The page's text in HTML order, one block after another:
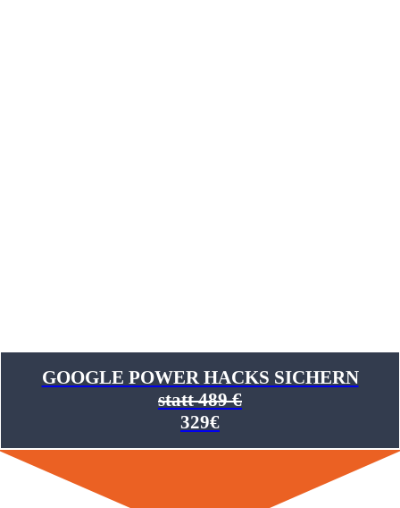
GOOGLE POWER HACKS SICHERN
statt 489 €
329€